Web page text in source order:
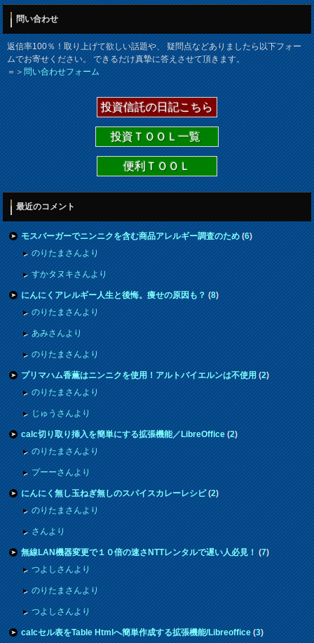
問い合わせ
返信率100％！取り上げて欲しい話題や、 疑問点などありましたら以下フォー
ムでお寄せください。 できるだけ真摯に答えさせて頂きます。
＝＞問い合わせフォーム
投資信託の日記こちら
投資ＴＯＯＬ一覧
便利ＴＯＯＬ
最近のコメント
モスバーガーでニンニクを含む商品アレルギー調査のため(6)
のりたまさんより
すかタヌキさんより
にんにくアレルギー人生と後悔。痩せの原因も？(8)
のりたまさんより
あみさんより
のりたまさんより
プリマハム香薫はニンニクを使用！アルトバイエルンは不使用(2)
のりたまさんより
じゅうさんより
calc切り取り挿入を簡単にする拡張機能／LibreOffice(2)
のりたまさんより
プーーさんより
にんにく無し玉ねぎ無しのスパイスカレーレシピ(2)
のりたまさんより
さんより
無線LAN機器変更で１０倍の速さNTTレンタルで遅い人必見！(7)
つよしさんより
のりたまさんより
つよしさんより
calcセル表をTable Htmlへ簡単作成する拡張機能/Libreoffice(3)